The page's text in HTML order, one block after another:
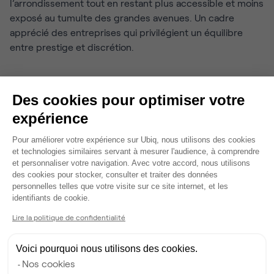
l’arrondissement tout en restant plus accessible et moins
exposé au tumulte des grandes avenues. Un cadre
apprécié des entreprises qui privilégient un équilibre
entre prestige et discrétion.
commerces, hôtels et vie
d’affaires
Autour de l’église de la Madeleine s’étend un quartier
dynamique, animé par des commerces haut de gamme,
des restaurants réputés et des hôtels de standing. C’est
pour les rendez-vous d’affaires et les événements
La proximité de la gare Saint-Lazare facilite grandement
Des cookies pour optimiser votre
expérience
Plateforme de Gestion du
Pour améliorer votre expérience sur Ubiq, nous utilisons des cookies
et technologies similaires servant à mesurer l'audience, à comprendre
et personnaliser votre navigation. Avec votre accord, nous utilisons
des cookies pour stocker, consulter et traiter des données
personnelles telles que votre visite sur ce site internet, et les
identifiants de cookie.
Lire la politique de confidentialité
Voici pourquoi nous utilisons des cookies.
Nos cookies